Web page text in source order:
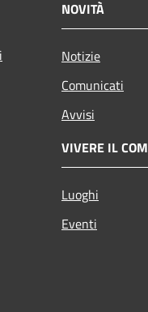
NOVITÀ
Notizie
Comunicati
Avvisi
VIVERE IL
Luoghi
Eventi